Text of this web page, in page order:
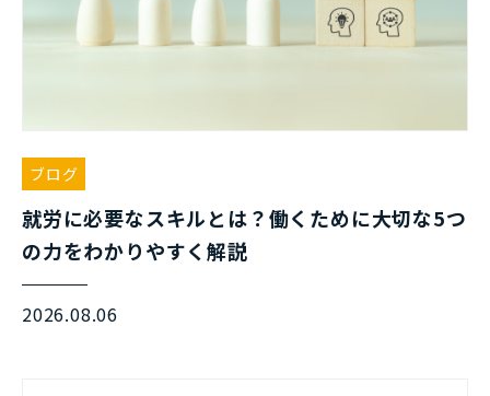
ブログ
就労に必要なスキルとは？働くために大切な5つ
の力をわかりやすく解説
2026.08.06